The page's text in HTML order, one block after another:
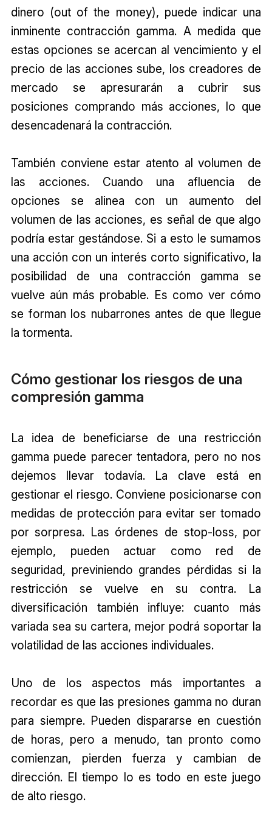
dinero (out of the money), puede indicar una
inminente contracción gamma. A medida que
estas opciones se acercan al vencimiento y el
precio de las acciones sube, los creadores de
mercado se apresurarán a cubrir sus
posiciones comprando más acciones, lo que
desencadenará la contracción.
También conviene estar atento al volumen de
las acciones. Cuando una afluencia de
opciones se alinea con un aumento del
volumen de las acciones, es señal de que algo
podría estar gestándose. Si a esto le sumamos
una acción con un interés corto significativo, la
posibilidad de una contracción gamma se
vuelve aún más probable. Es como ver cómo
se forman los nubarrones antes de que llegue
la tormenta.
Cómo gestionar los riesgos de una
compresión gamma
La idea de beneficiarse de una restricción
gamma puede parecer tentadora, pero no nos
dejemos llevar todavía. La clave está en
gestionar el riesgo. Conviene posicionarse con
medidas de protección para evitar ser tomado
por sorpresa. Las órdenes de stop-loss, por
ejemplo, pueden actuar como red de
seguridad, previniendo grandes pérdidas si la
restricción se vuelve en su contra. La
diversificación también influye: cuanto más
variada sea su cartera, mejor podrá soportar la
volatilidad de las acciones individuales.
Uno de los aspectos más importantes a
recordar es que las presiones gamma no duran
para siempre. Pueden dispararse en cuestión
de horas, pero a menudo, tan pronto como
comienzan, pierden fuerza y cambian de
dirección. El tiempo lo es todo en este juego
de alto riesgo.